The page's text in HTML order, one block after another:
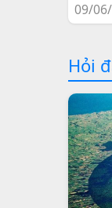
09/
Hỏi